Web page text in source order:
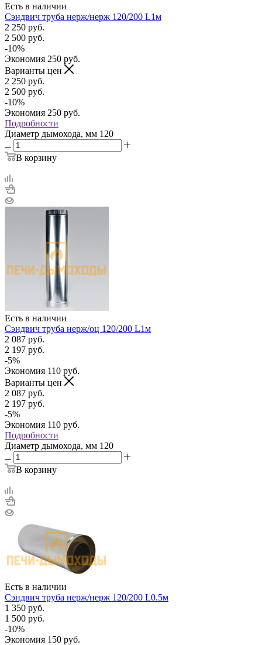
Есть в наличии
Сэндвич труба нерж/нерж 120/200 L1м
2 250 руб.
2 500 руб.
-10%
Экономия 250 руб.
Варианты цен
2 250 руб.
2 500 руб.
-10%
Экономия 250 руб.
Подробности
Диаметр дымохода, мм 120
В корзину
Есть в наличии
Сэндвич труба нерж/оц 120/200 L1м
2 087 руб.
2 197 руб.
-5%
Экономия 110 руб.
Варианты цен
2 087 руб.
2 197 руб.
-5%
Экономия 110 руб.
Подробности
Диаметр дымохода, мм 120
В корзину
Есть в наличии
Сэндвич труба нерж/нерж 120/200 L0.5м
1 350 руб.
1 500 руб.
-10%
Экономия 150 руб.